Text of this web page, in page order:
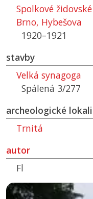
Spolkové
Brno, Hybešova
1920–1921
stavby
Velká synagoga
Spálená 3/277
archeologické
Trnitá
autor
Fl